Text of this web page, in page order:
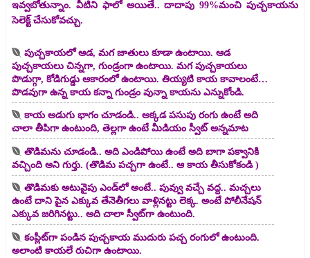
ఇవ్వబోతున్నాం. వీటిని ఫాలో అయితే.. దాదాపు 99%మంచి పుచ్చకాయను
సెలెక్ట్ చేసుకోవచ్చు.
పుచ్చకాయలో ఆడ, మగ జాతులు కూడా ఉంటాయి. ఆడ
పుచ్చకాయలు చిన్నగా, గుండ్రంగా ఉంటాయి. మగ పుచ్చకాయలు
పొడుగ్గా, కోడిగుడ్డు ఆకారంలో ఉంటాయి. తియ్యటి కాయ కావాలంటే…
పొడవుగా ఉన్న కాయ కన్నా గుండ్రం వున్నా కాయను ఎన్నుకోండి.
కాయ అడుగు భాగం చూడండి.. అక్కడ పసుపు రంగు ఉంటే అది
చాలా తీపిగా ఉంటుంది, తెల్లగా ఉంటే మీడియం స్వీట్ అన్నమాట
తొడిమను చూడండి.. అది ఎండిపోయి ఉంటే అది బాగా పక్వానికి
వచ్చింది అని గుర్తు. (తొడిమ పచ్చగా ఉంటే.. ఆ కాయ తీసుకోకండి )
తొడిమకు అటువైపు ఎండ్‌లో అంటే.. పువ్వు వచ్చే వద్ద.. మచ్చలు
ఉంటే దాని పైన ఎక్కువ తేనెతీగలు వాళ్లినట్టు లెక్క. అంటే పోలీనేషన్
ఎక్కువ జరిగినట్టు.. అది చాలా స్వీట్‌గా ఉంటుంది.
కంప్లీట్‌గా పండిన పుచ్చకాయ ముదురు పచ్చ రంగులో ఉంటుంది.
అలాంటి కాయలే రుచిగా ఉంటాయి.